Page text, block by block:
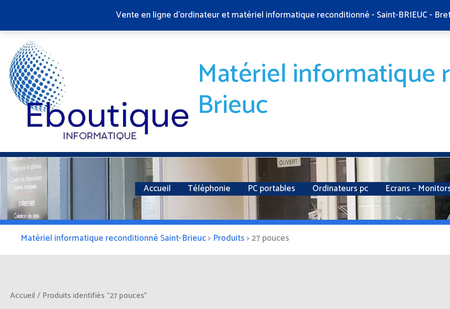
Vente en ligne d'ordinateur et matériel informatique reconditionné - Saint-BRIEUC -
contenu
Matériel informatique
Brieuc
Accueil Téléphonie PC portables Ordinateurs pc Ecrans –
Matériel informatique reconditionné Saint-Brieuc> Produits>27 pouces
Accueil / Produits identifiés “27 pouces”